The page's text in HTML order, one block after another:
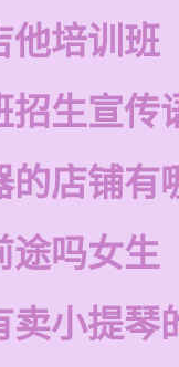
他培训班
招生宣传
的店铺有
途吗女生
卖小提琴